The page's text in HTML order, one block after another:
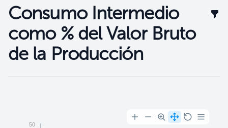
Consumo Intermedio
como % del Valor Bruto
de la Producción
50